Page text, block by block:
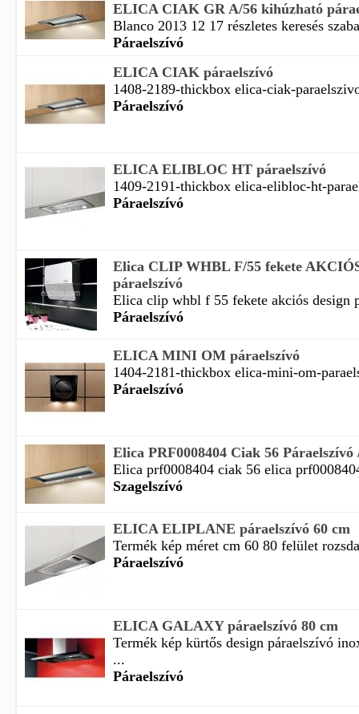
ELICA CIAK GR A/56 kihúzható
Blanco 2013 12 17 részletes keresés
Páraelszívó
ELICA CIAK páraelszívó
1408-2189-thickbox elica-ciak-
Páraelszívó
ELICA ELIBLOC HT páraelszívó
1409-2191-thickbox elica-elibloc-ht-
Páraelszívó
Elica CLIP WHBL F/55 fekete
páraelszívó
Elica clip whbl f 55 fekete akciós design
Páraelszívó
ELICA MINI OM páraelszívó
1404-2181-thickbox elica-mini-om-
Páraelszívó
Elica PRF0008404 Ciak 56 Páraelszívó
Elica prf0008404 ciak 56 elica
Szagelszívó
ELICA ELIPLANE páraelszívó 60 cm
Termék kép méret cm 60 80 felület
Páraelszívó
ELICA GALAXY páraelszívó 80 cm
Termék kép kürtős design páraelszívó
...
Páraelszívó